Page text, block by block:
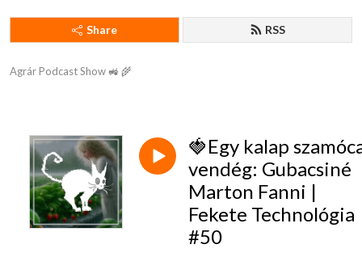
Share RSS
Agrár Podcast Show 🚜 🌾
🍓Egy kalap
vendég: Gubacsiné
Marton Fanni |
Fekete Technológia
#50